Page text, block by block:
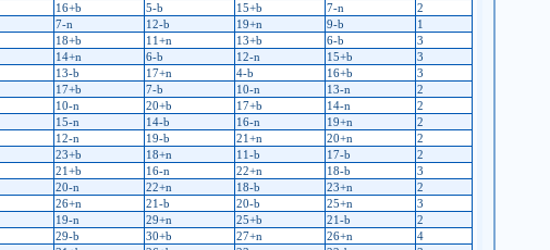
16+b 5-b 15+b 7-n
2
7-n 12-b 19+n 9-b
1
18+b 11+n 13+b 6-b
3
14+n 6-b 12-n 15+b
3
13-b 17+n 4-b 16+b
3
17+b 7-b 10-n 13-n
2
10-n 20+b 17+b 14-n
2
15-n 14-b 16-n 19+n
2
12-n 19-b 21+n 20+n
2
23+b 18+n 11-b 17-b
2
21+b 16-n 22+n 18-b
3
20-n 22+n 18-b 23+n
2
26+n 21-b 20-b 25+n
3
19-n 29+n 25+b 21-b
2
29-b 30+b 27+n 26+n
4